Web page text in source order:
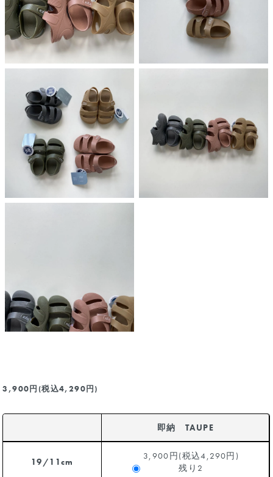
3,900円(税込4,290円)
即納 TAUPE
19/11cm
3,900円(税込4,290円)
残り2